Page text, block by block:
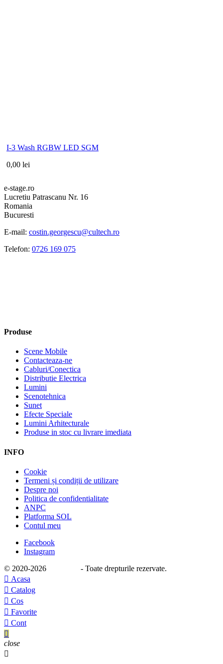
I-3 Wash RGBW LED SGM
0,00 lei
e-stage.ro
Lucretiu Patrascanu Nr. 16
Romania
Bucuresti
E-mail: costin.georgescu@cultech.ro
Telefon: 0726 169 075
Produse
Scene Mobile
Contacteaza-ne
Cabluri/Conectica
Distributie Electrica
Lumini
Scenotehnica
Sunet
Efecte Speciale
Lumini Arhitecturale
Produse in stoc cu livrare imediata
INFO
Cookie
Termeni și condiții de utilizare
Despre noi
Politica de confidentialitate
ANPC
Platforma SOL
Contul meu
Facebook
Instagram
© 2020-2026
- Toate drepturile rezervate.
 Acasa
 Catalog
 Cos
 Favorite
 Cont

close
